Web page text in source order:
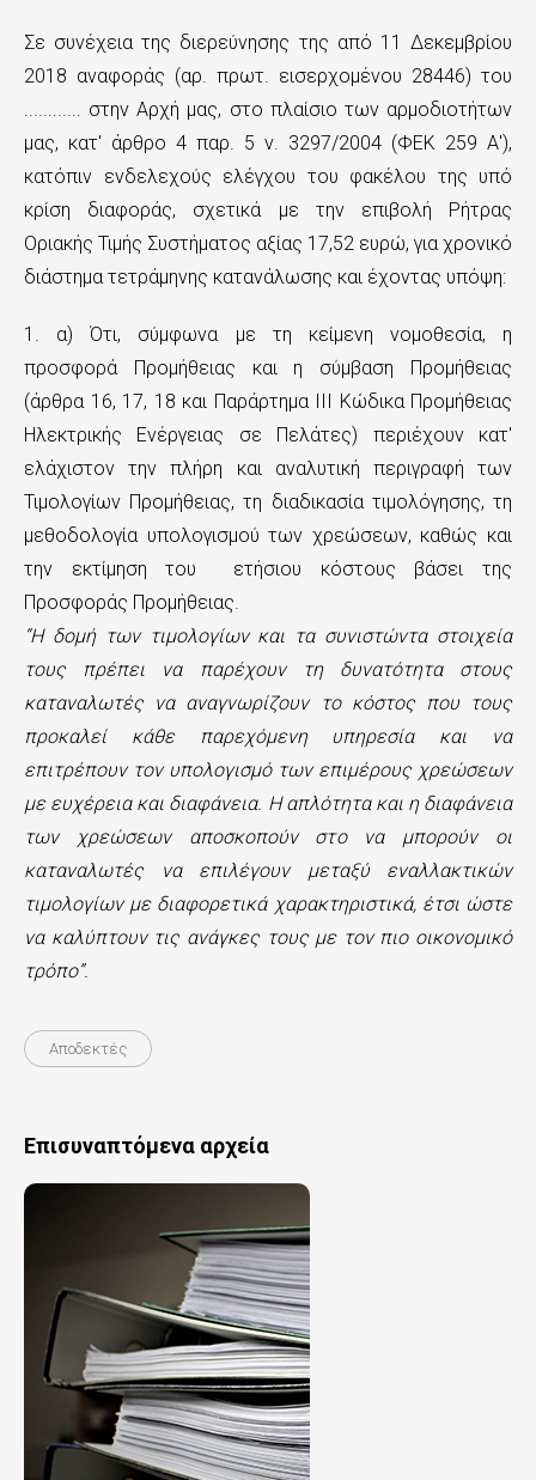
Σε συνέχεια της διερεύνησης της από 11 Δεκεμβρίου
2018 αναφοράς (αρ. πρωτ. εισερχομένου 28446) του
............ στην Αρχή μας, στο πλαίσιο των αρμοδιοτήτων
μας, κατ' άρθρο 4 παρ. 5 ν. 3297/2004 (ΦΕΚ 259 Α'),
κατόπιν ενδελεχούς ελέγχου του φακέλου της υπό
κρίση διαφοράς, σχετικά με την επιβολή Ρήτρας
Οριακής Τιμής Συστήματος αξίας 17,52 ευρώ, για χρονικό
διάστημα τετράμηνης κατανάλωσης και έχοντας υπόψη:
1. α) Ότι, σύμφωνα με τη κείμενη νομοθεσία, η
προσφορά Προμήθειας και η σύμβαση Προμήθειας
(άρθρα 16, 17, 18 και Παράρτημα ΙΙΙ Κώδικα Προμήθειας
Ηλεκτρικής Ενέργειας σε Πελάτες) περιέχουν κατ'
ελάχιστον την πλήρη και αναλυτική περιγραφή των
Τιμολογίων Προμήθειας, τη διαδικασία τιμολόγησης, τη
μεθοδολογία υπολογισμού των χρεώσεων, καθώς και
την εκτίμηση του ετήσιου κόστους βάσει της
Προσφοράς Προμήθειας.
“Η δομή των τιμολογίων και τα συνιστώντα στοιχεία
τους πρέπει να παρέχουν τη δυνατότητα στους
καταναλωτές να αναγνωρίζουν το κόστος που τους
προκαλεί κάθε παρεχόμενη υπηρεσία και να
επιτρέπουν τον υπολογισμό των επιμέρους χρεώσεων
με ευχέρεια και διαφάνεια. Η απλότητα και η διαφάνεια
των χρεώσεων αποσκοπούν στο να μπορούν οι
καταναλωτές να επιλέγουν μεταξύ εναλλακτικών
τιμολογίων με διαφορετικά χαρακτηριστικά, έτσι ώστε
να καλύπτουν τις ανάγκες τους με τον πιο οικονομικό
τρόπο”.
Αποδεκτές
Επισυναπτόμενα αρχεία